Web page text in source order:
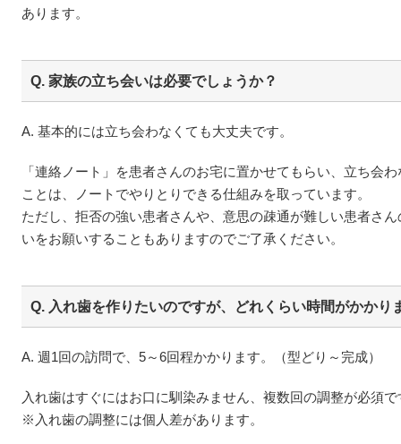
あります。
Q. 家族の立ち会いは必要でしょうか？
A. 基本的には立ち会わなくても大丈夫です。
「連絡ノート」を患者さんのお宅に置かせてもらい、立ち会
ことは、ノートでやりとりできる仕組みを取っています。
ただし、拒否の強い患者さんや、意思の疎通が難しい患者さ
いをお願いすることもありますのでご了承ください。
Q. 入れ歯を作りたいのですが、どれくらい時間がかかり
A. 週1回の訪問で、5～6回程かかります。（型どり～完成）
入れ歯はすぐにはお口に馴染みません、複数回の調整が必須で
※入れ歯の調整には個人差があります。